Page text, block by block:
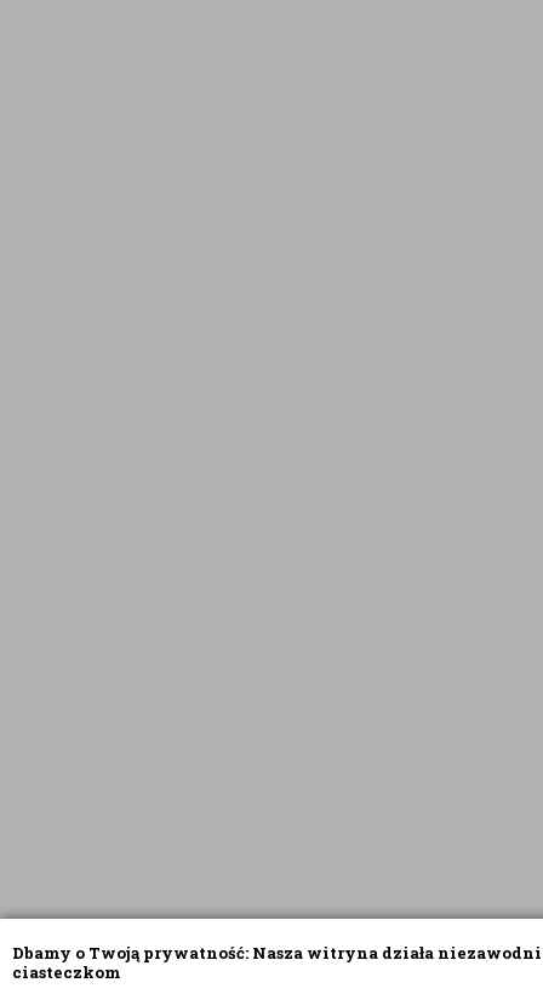
Dbamy o Twoją prywatność: Nasza witryna działa
ciasteczkom